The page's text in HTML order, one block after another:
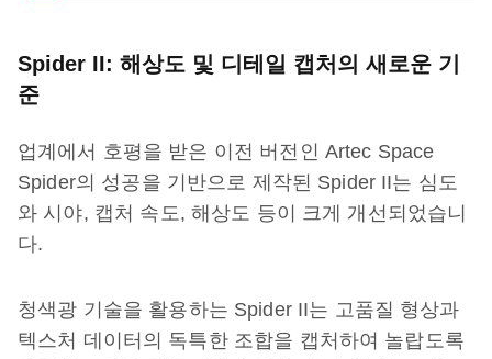
Spider II: 해상도 및 디테일 캡처의 새로운 기
준
업계에서 호평을 받은 이전 버전인 Artec Space
Spider의 성공을 기반으로 제작된 Spider II는 심도
와 시야, 캡처 속도, 해상도 등이 크게 개선되었습니
다.
청색광 기술을 활용하는 Spider II는 고품질 형상과
텍스처 데이터의 독특한 조합을 캡처하여 놀랍도록